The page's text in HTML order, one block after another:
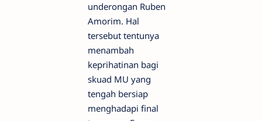
underongan Ruben
Amorim. Hal
tersebut tentunya
menambah
keprihatinan bagi
skuad MU yang
tengah bersiap
menghadapi final